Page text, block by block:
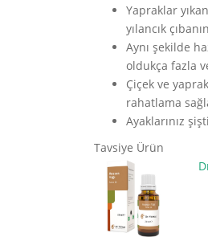
Yapraklar
yılancık
Aynı şekilde
oldukça fazla
Çiçek ve
rahatlama
Ayaklarınız
Tavsiye Ürün